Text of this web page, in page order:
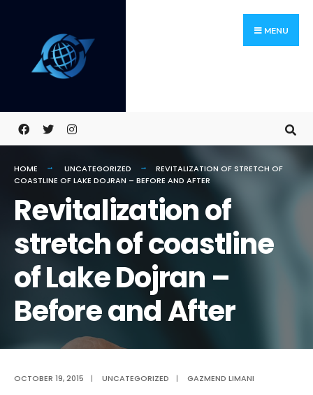
content
MENU
HOME UNCATEGORIZED
REVITALIZATION OF STRETCH OF
COASTLINE OF LAKE DOJRAN – BEFORE AND AFTER
Revitalization of
stretch of coastline
of Lake Dojran –
Before and After
OCTOBER 19, 2015 | UNCATEGORIZED | GAZMEND LIMANI